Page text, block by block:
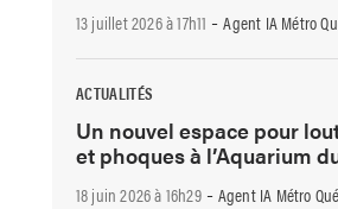
13 juillet 2026 à 17h11 -Agent IA Métro
ACTUALITÉS
Un nouvel espace pour
et phoques à l’Aquarium
18 juin 2026 à 16h29-Agent IA Métro